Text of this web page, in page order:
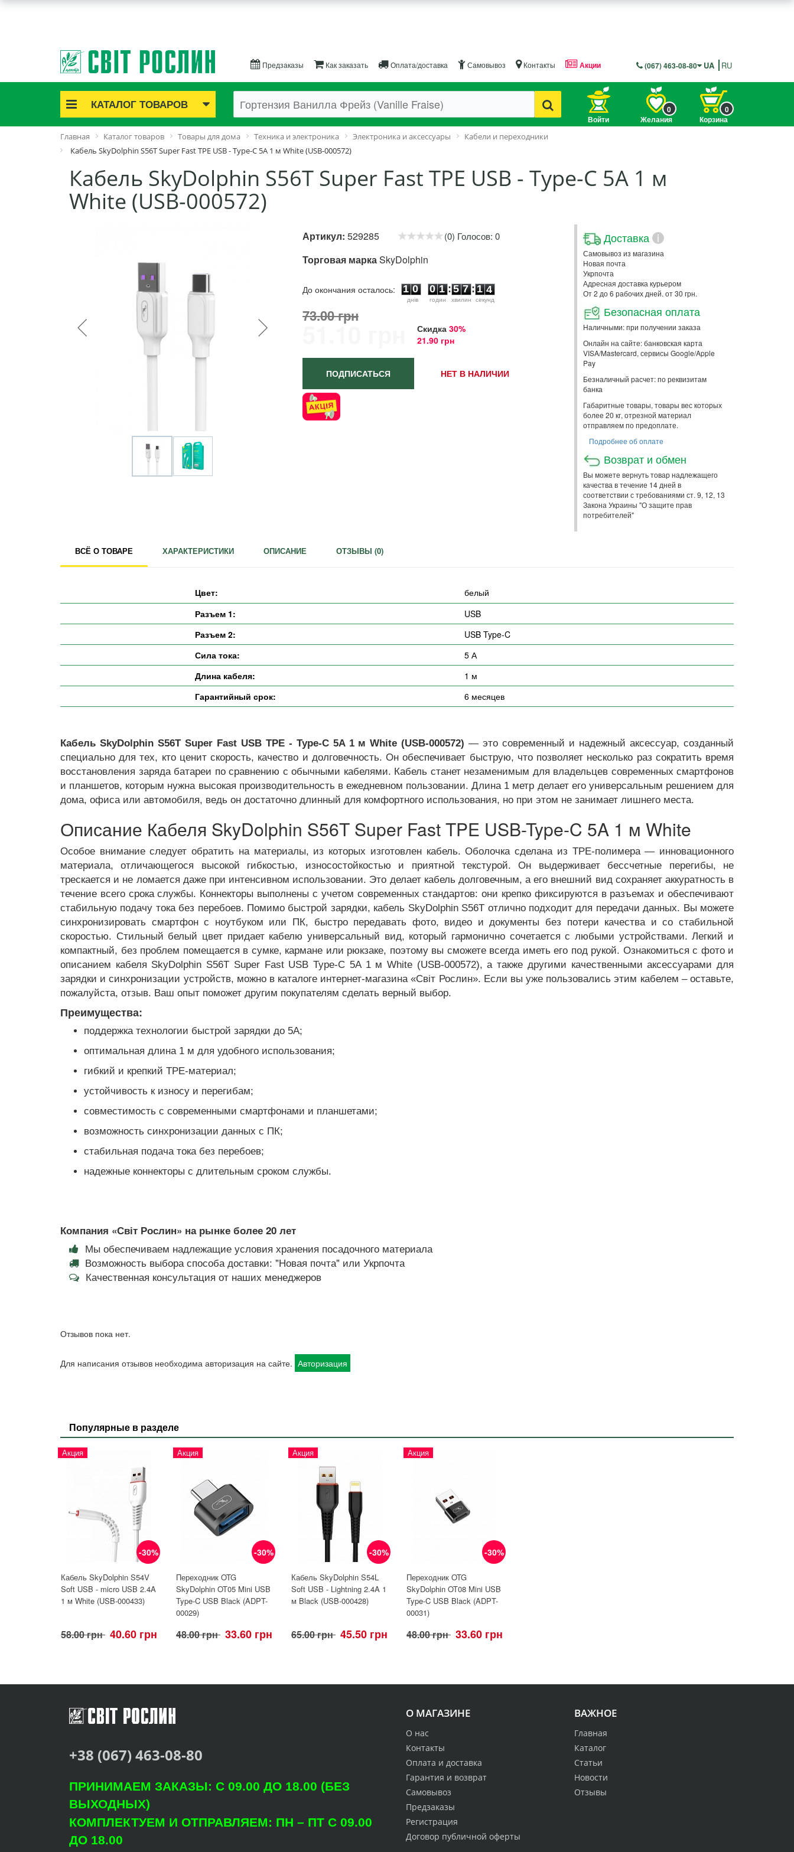
Предзаказы Как заказать Оплата/доставка Самовывоз Контакты Акции (067) 463-08-80 UA RU
КАТАЛОГ ТОВАРОВ
Акционные товары
Саженцы плодово-ягодные
Лук и чеснок
Семенной картофель
Для комнатных растений
Для ландшафтного дизайна
Для полива
Инструменты и инвентарь
Теплицы и укрывной материал
Луковичные и клубни
Войти Желания
0
Корзина
0
Главная Каталог товаров Товары для дома Техника и электроника Электроника и аксессуары
Кабели и переходники
Кабель SkyDolphin S56T Super Fast TPE USB - Type-C 5A 1 м White (USB-000572)
Кабель SkyDolphin S56T Super Fast TPE USB - Type-C 5A 1 м
White (USB-000572)
Артикул: 529285 (0) Голосов: 0
Торговая маркаSkyDolphin
До окончания осталось:
1 0
днiв
0 1
годин
: 5 7
хвилин
: 1 3
секунд
73.00 грн
51.10 грн Скидка 30%
21.90 грн
ПОДПИСАТЬСЯ НЕТ В НАЛИЧИИ
Доставка i
Самовывоз из магазина
Новая почта
Укрпочта
Адресная доставка курьером
От 2 до 6 рабочих дней. от 30 грн.
Безопасная оплата
Наличными: при получении заказа
Онлайн на сайте: банковская карта
VISA/Mastercard, сервисы Google/Apple
Pay
Безналичный расчет: по реквизитам
банка
Габаритные товары, товары вес которых
более 20 кг, отрезной материал
отправляем по предоплате.
Подробнее об оплате
Возврат и обмен
Вы можете вернуть товар надлежащего
качества в течение 14 дней в
соответствии с требованиями ст. 9, 12, 13
Закона Украины "О защите прав
потребителей"
ВСЁ О ТОВАРЕ ХАРАКТЕРИСТИКИ ОПИСАНИЕ ОТЗЫВЫ (0)
Цвет:
белый
Разъем 1:
USB
Разъем 2:
USB Type-C
Сила тока:
5 А
Длина кабеля:
1 м
Гарантийный срок:
6 месяцев
Кабель SkyDolphin S56T Super Fast USB TPE - Type-C 5A 1 м White (USB-000572)— это современный и надежный аксессуар, созданный
специально для тех, кто ценит скорость, качество и долговечность. Он обеспечивает быструю, что позволяет несколько раз сократить время
восстановления заряда батареи по сравнению с обычными кабелями. Кабель станет незаменимым для владельцев современных смартфонов
и планшетов, которым нужна высокая производительность в ежедневном пользовании. Длина 1 метр делает его универсальным решением для
дома, офиса или автомобиля, ведь он достаточно длинный для комфортного использования, но при этом не занимает лишнего места.
Описание Кабеля SkyDolphin S56T Super Fast TPE USB-Type-C 5A 1 м White
Особое внимание следует обратить на материалы, из которых изготовлен кабель. Оболочка сделана из TPE-полимера — инновационного
материала, отличающегося высокой гибкостью, износостойкостью и приятной текстурой. Он выдерживает бессчетные перегибы, не
трескается и не ломается даже при интенсивном использовании. Это делает кабель долговечным, а его внешний вид сохраняет аккуратность в
течение всего срока службы. Коннекторы выполнены с учетом современных стандартов: они крепко фиксируются в разъемах и обеспечивают
стабильную подачу тока без перебоев. Помимо быстрой зарядки, кабель SkyDolphin S56T отлично подходит для передачи данных. Вы можете
синхронизировать смартфон с ноутбуком или ПК, быстро передавать фото, видео и документы без потери качества и со стабильной
скоростью. Стильный белый цвет придает кабелю универсальный вид, который гармонично сочетается с любыми устройствами. Легкий и
компактный, без проблем помещается в сумке, кармане или рюкзаке, поэтому вы сможете всегда иметь его под рукой. Ознакомиться с фото и
описанием кабеля SkyDolphin S56T Super Fast USB Type-C 5A 1 м White (USB-000572), а также другими качественными аксессуарами для
зарядки и синхронизации устройств, можно в каталоге интернет-магазина «Світ Рослин». Если вы уже пользовались этим кабелем – оставьте,
пожалуйста, отзыв. Ваш опыт поможет другим покупателям сделать верный выбор.
Преимущества:
поддержка технологии быстрой зарядки до 5А;
оптимальная длина 1 м для удобного использования;
гибкий и крепкий TPE-материал;
устойчивость к износу и перегибам;
совместимость с современными смартфонами и планшетами;
возможность синхронизации данных с ПК;
стабильная подача тока без перебоев;
надежные коннекторы с длительным сроком службы.
Компания «Світ Рослин» на рынке более 20 лет
Мы обеспечиваем надлежащие условия хранения посадочного материала
Возможность выбора способа доставки: "Новая почта" или Укрпочта
Качественная консультация от наших менеджеров
Отзывов пока нет.
Для написания отзывов необходима авторизация на сайте. Авторизация
Популярные в разделе
-30%
Акция
Кабель SkyDolphin S54V
Soft USB - micro USB 2.4A
1 м White (USB-000433)
58.00 грн 40.60 грн
-30%
Акция
Переходник OTG
SkyDolphin OT05 Mini USB
Type-C USB Black (ADPT-
00029)
48.00 грн 33.60 грн
-30%
Акция
Кабель SkyDolphin S54L
Soft USB - Lightning 2.4A 1
м Black (USB-000428)
65.00 грн 45.50 грн
-30%
Акция
Переходник OTG
SkyDolphin OT08 Mini USB
Type-C USB Black (ADPT-
00031)
48.00 грн 33.60 грн
О МАГАЗИНЕ
О нас
Контакты
Оплата и доставка
Гарантия и возврат
Самовывоз
Предзаказы
Регистрация
Договор публичной оферты
ВАЖНОЕ
Главная
Каталог
Статьи
Новости
Отзывы
+38 (067) 463-08-80
ПРИНИМАЕМ ЗАКАЗЫ: С 09.00 ДО 18.00 (БЕЗ
ВЫХОДНЫХ)
КОМПЛЕКТУЕМ И ОТПРАВЛЯЕМ: ПН – ПТ С 09.00
ДО 18.00